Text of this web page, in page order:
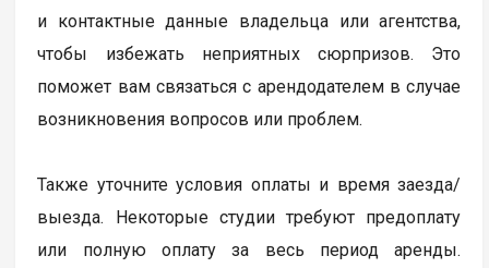
и контактные данные владельца или агентства,
чтобы избежать неприятных сюрпризов. Это
поможет вам связаться с арендодателем в случае
возникновения вопросов или проблем.
Также уточните условия оплаты и время заезда/
выезда. Некоторые студии требуют предоплату
или полную оплату за весь период аренды.